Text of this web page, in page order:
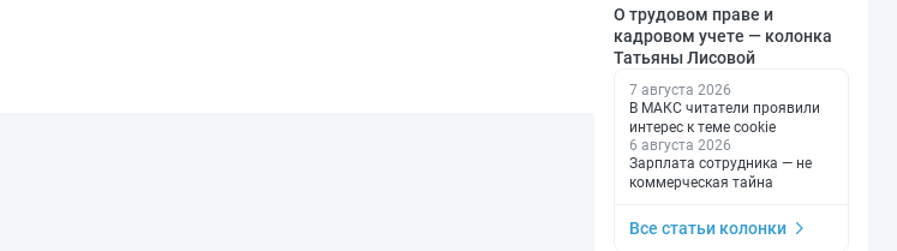
О трудовом праве и
кадровом учете — колонка
Татьяны Лисовой
7 августа 2026
В МАКС читатели проявили
интерес к теме cookie
6 августа 2026
Зарплата сотрудника — не
коммерческая тайна
Все статьи колонки